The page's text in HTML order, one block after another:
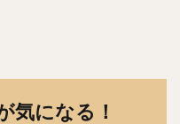
気になる！